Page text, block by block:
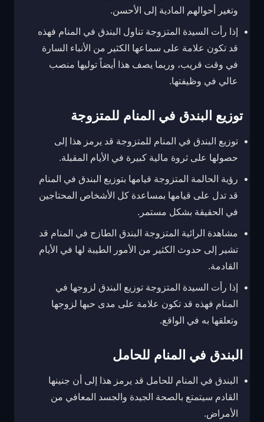
وتغير أحوالهم المادية إلى الأحسن.
إذا رأت السيدة المتزوجة تناول البندق في المنام فهذه
قد تكون علامة على سماعها الكثير من الأنباء السارة
في وقت قريب، وربما يصف هذا أيضاً توليها منصب
عالي في وظيفتها.
توزيع البندق في المنام للمتزوجة
توزيع البندق في المنام للمتزوجة قد يرمز هذا إلى
حصولها على ثروة مالية كبيرة في الأيام المقبلة.
رؤية الحالمة المتزوجة قيامها بتوزيع البندق في المنام
قد تدل على قيامها بمساعدة كل الأشخاص المحتاجين
في الحقيقة بشكل مستمر.
مشاهدة الرائية المتزوجة البندق الطازج في المنام قد
تشير إلى حدوث الكثير من الأمور الطيبة لها في الأيام
القادمة.
إذا رأت السيدة المتزوجة توزيع البندق لزوجها في
المنام فهذه قد تكون علامة على مدى حبها لزوجها
وتعلقها به في الواقع.
البندق في المنام للحامل
البندق في المنام للحامل قد يرمز هذا إلى أن جنينها
القادم سيتمتع بالصحة الجيدة والجسد المعافي من
الأمراض.